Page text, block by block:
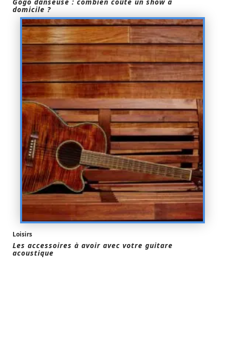
domicile ?
Loisirs
Les accessoires à avoir avec votre guitare
acoustique